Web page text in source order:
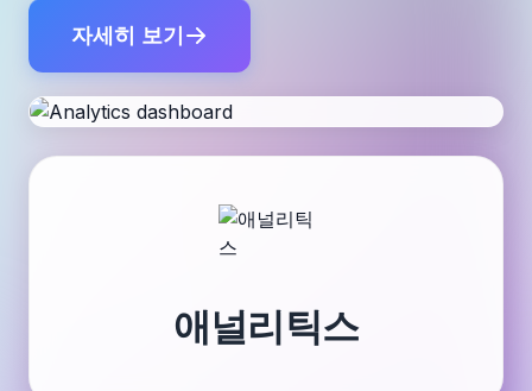
자세히 보기
애널리틱스